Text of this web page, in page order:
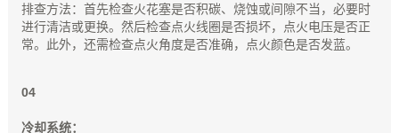
排查方法：首先检查火花塞是否积碳、烧蚀或间隙不当，必要时
进行清洁或更换。然后检查点火线圈是否损坏，点火电压是否正
常。此外，还需检查点火角度是否准确，点火颜色是否发蓝。
04
冷却系统：